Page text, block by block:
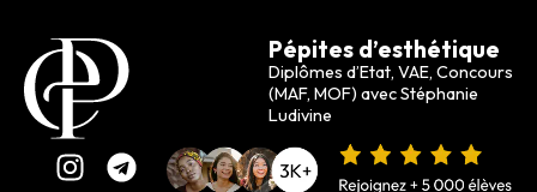
Pépites d’esthétique
Diplômes d’Etat, VAE, Concours
(MAF, MOF) avec Stéphanie
Ludivine